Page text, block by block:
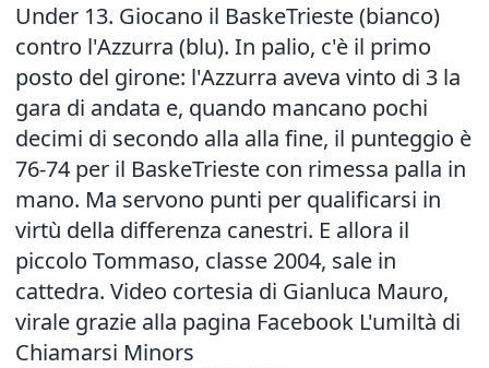
Under 13. Giocano il BaskeTrieste (bianco)
contro l'Azzurra (blu). In palio, c'è il primo
posto del girone: l'Azzurra aveva vinto di 3 la
gara di andata e, quando mancano pochi
decimi di secondo alla alla fine, il punteggio è
76-74 per il BaskeTrieste con rimessa palla in
mano. Ma servono punti per qualificarsi in
virtù della differenza canestri. E allora il
piccolo Tommaso, classe 2004, sale in
cattedra. Video cortesia di Gianluca Mauro,
virale grazie alla pagina Facebook L'umiltà di
Chiamarsi Minors